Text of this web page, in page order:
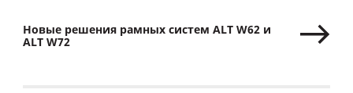
Новые решения рамных систем ALT W62 и
ALT W72